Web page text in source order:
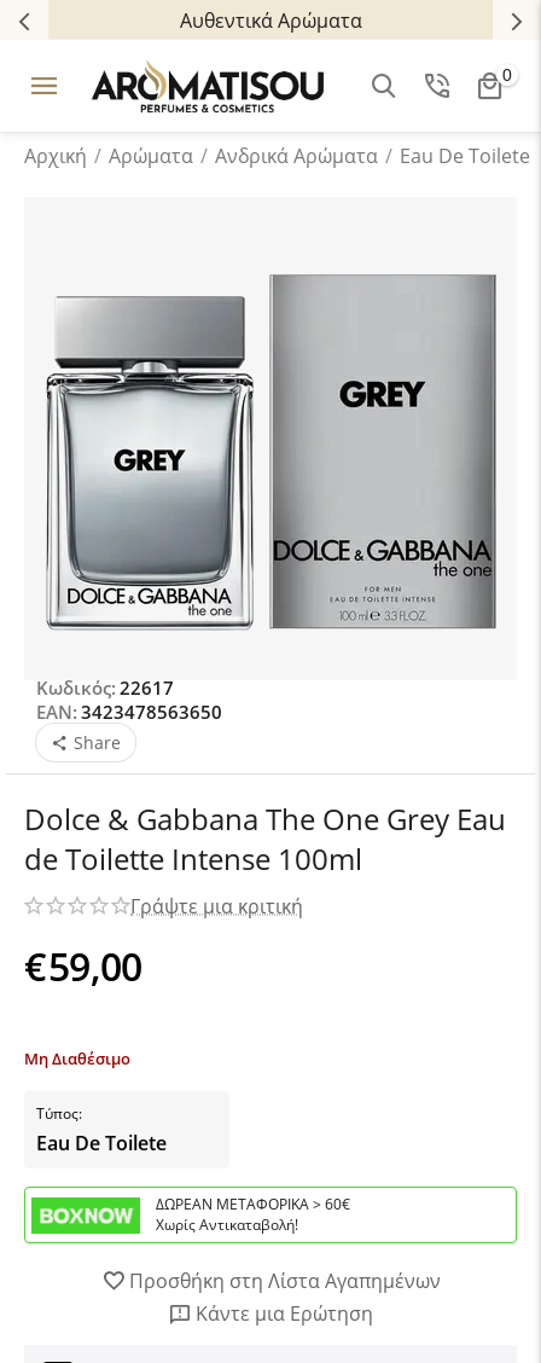
Αυθεντικά Αρώματα
0
Αρχική / Αρώματα / Ανδρικά Aρώματα / Eau De Toilete
EAN: 3423478563650
Κωδικός: 22617
Share
Dolce & Gabbana The One Grey Eau
de Toilette Intense 100ml
Γράψτε μια κριτική
€59,00
Μη Διαθέσιμο
Τύπος:
Eau De Toilete
ΔΩΡΕΑΝ ΜΕΤΑΦΟΡΙΚΑ > 60€
Χωρίς Αντικαταβολή!
Προσθήκη στη Λίστα Αγαπημένων
Κάντε μια Ερώτηση